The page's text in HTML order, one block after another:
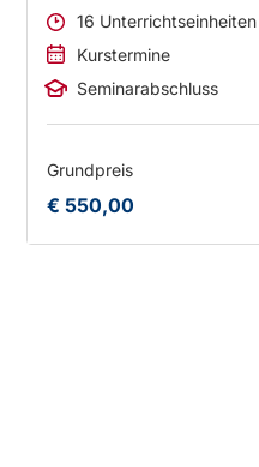
16 Unterrichtseinheiten
Kurstermine
Seminarabschluss
Grundpreis
€ 550,00